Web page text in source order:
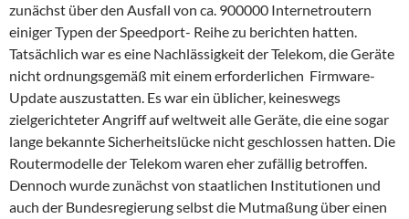
zunächst über den Ausfall von ca. 900000 Internetroutern
einiger Typen der Speedport- Reihe zu berichten hatten.
Tatsächlich war es eine Nachlässigkeit der Telekom, die Geräte
nicht ordnungsgemäß mit einem erforderlichen Firmware-
Update auszustatten. Es war ein üblicher, keineswegs
zielgerichteter Angriff auf weltweit alle Geräte, die eine sogar
lange bekannte Sicherheitslücke nicht geschlossen hatten. Die
Routermodelle der Telekom waren eher zufällig betroffen.
Dennoch wurde zunächst von staatlichen Institutionen und
auch der Bundesregierung selbst die Mutmaßung über einen